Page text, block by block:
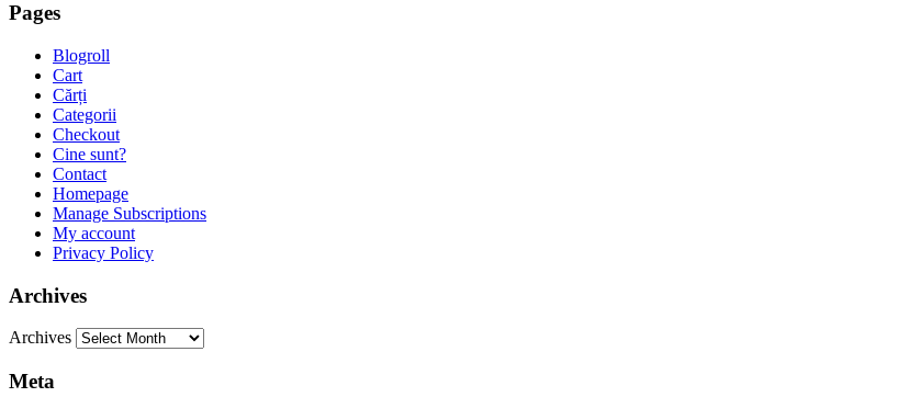
Pages
Blogroll
Cart
Cărți
Categorii
Checkout
Cine sunt?
Contact
Homepage
Manage Subscriptions
My account
Privacy Policy
Archives
Archives
Meta